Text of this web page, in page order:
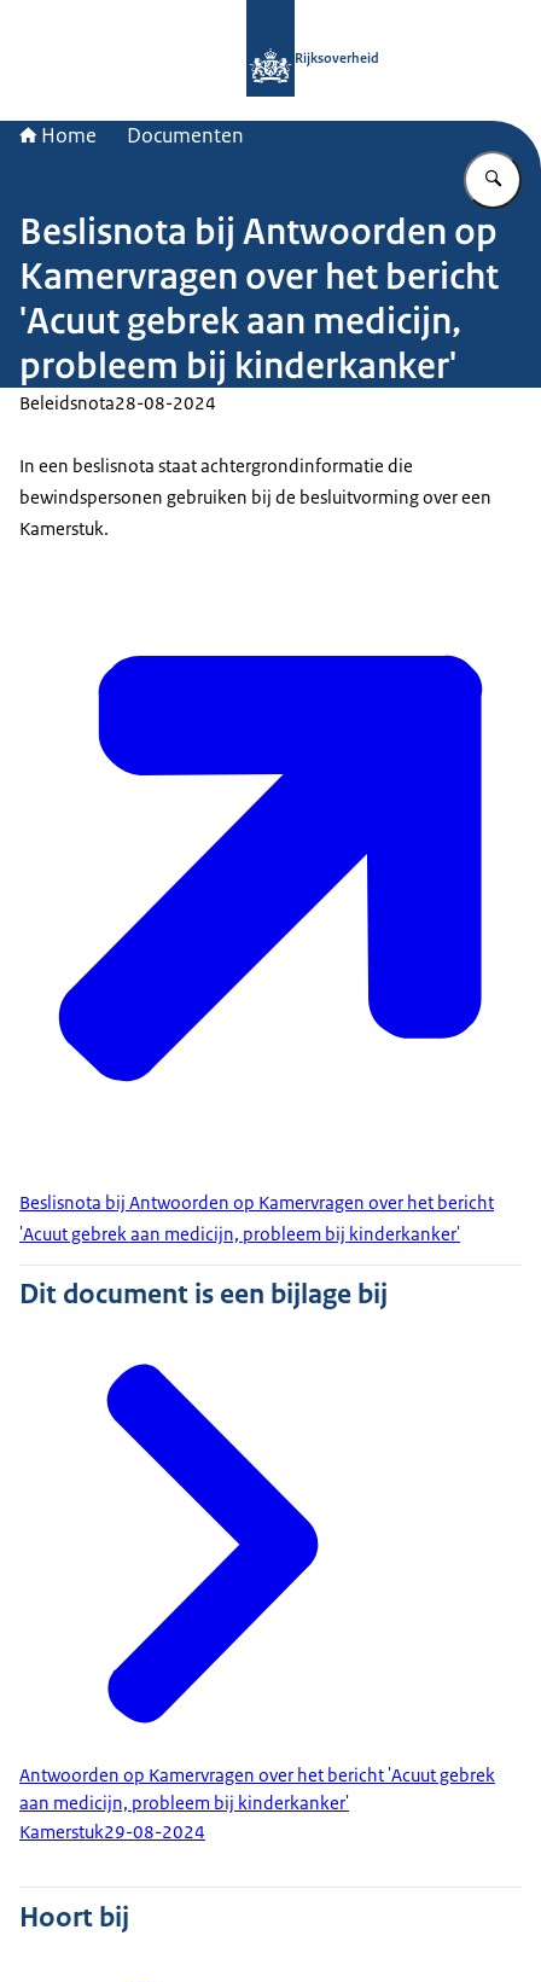
Rijksoverheid
Home Documenten
Beslisnota bij Antwoorden op
Kamervragen over het bericht
'Acuut gebrek aan medicijn,
probleem bij kinderkanker'
Beleidsnota28-08-2024
In een beslisnota staat achtergrondinformatie die
bewindspersonen gebruiken bij de besluitvorming over een
Kamerstuk.
Beslisnota bij Antwoorden op Kamervragen over het bericht
'Acuut gebrek aan medicijn, probleem bij kinderkanker'
Dit document is een bijlage bij
Antwoorden op Kamervragen over het bericht 'Acuut gebrek
aan medicijn, probleem bij kinderkanker'
Kamerstuk29-08-2024
Hoort bij